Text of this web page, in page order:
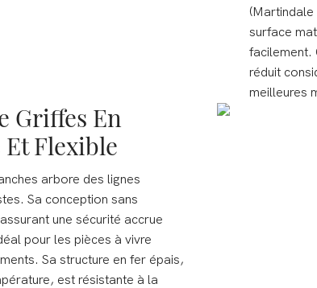
surface
facilement.
réduit
meilleures
Griffes En
Flexible
arbore des lignes
Sa conception sans
une sécurité accrue
pour les pièces à vivre
Sa structure en fer épais,
est résistante à la